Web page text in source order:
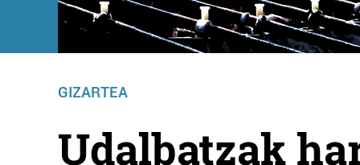
GIZARTEA
Udalbatzak